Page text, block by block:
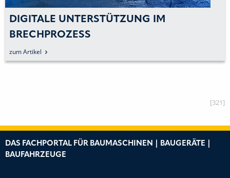
IM
WELT- UND
[321]
DAS FACHPORTAL FÜR BAUMASCHINEN | BAUGERÄTE |
BAUFAHRZEUGE